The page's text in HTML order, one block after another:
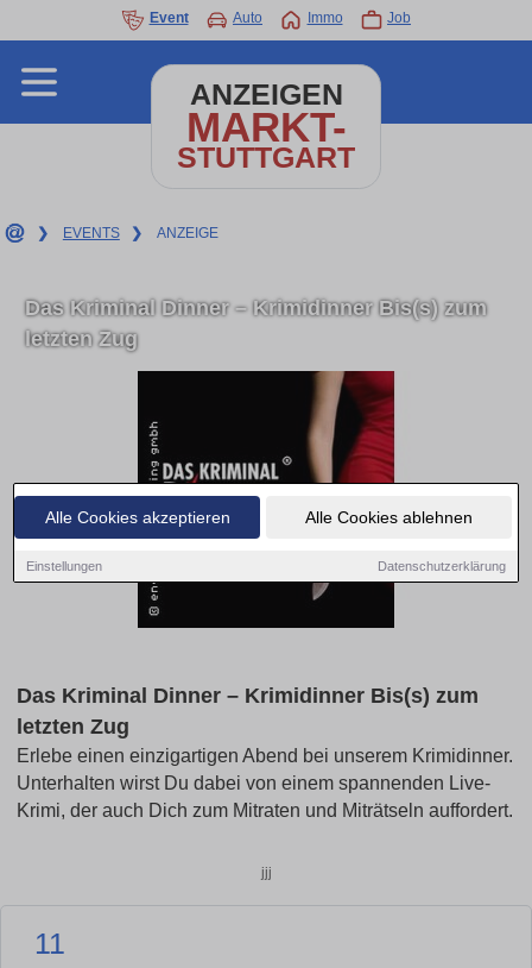
Alle Cookies akzeptieren Alle Cookies ablehnen
Einstellungen Datenschutzerklärung
Event Auto Immo Job
ANZEIGEN
MARKT-
STUTTGART
❯ EVENTS ❯ ANZEIGE
Das Kriminal Dinner – Krimidinner Bis(s) zum
letzten Zug
Das Kriminal Dinner – Krimidinner Bis(s) zum
letzten Zug
Erlebe einen einzigartigen Abend bei unserem Krimidinner.
Unterhalten wirst Du dabei von einem spannenden Live-
Krimi, der auch Dich zum Mitraten und Miträtseln auffordert.
jjj
11